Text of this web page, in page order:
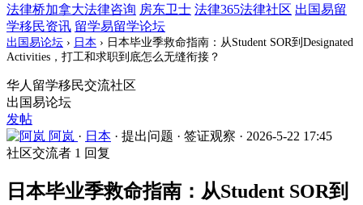
法律桥加拿大法律咨询 房东卫士 法律365法律社区 出国易留
学移民资讯 留学易留学论坛
出国易论坛 › 日本 › 日本毕业季救命指南：从Student SOR到Designated
Activities，打工和求职到底怎么无缝衔接？
华人留学移民交流社区
出国易论坛
发帖
阿岚 · 日本 · 提出问题 · 签证观察 · 2026-5-22 17:45
社区交流者 1 回复
日本毕业季救命指南：从Student SOR到